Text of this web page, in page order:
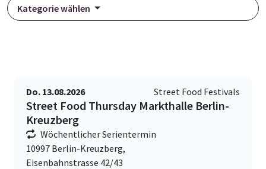
Kategorie wählen
Do. 13.08.2026 Street Food Festivals
Street Food Thursday Markthalle Berlin-
Kreuzberg
Wöchentlicher Serientermin
10997 Berlin-Kreuzberg,
Eisenbahnstrasse 42/43